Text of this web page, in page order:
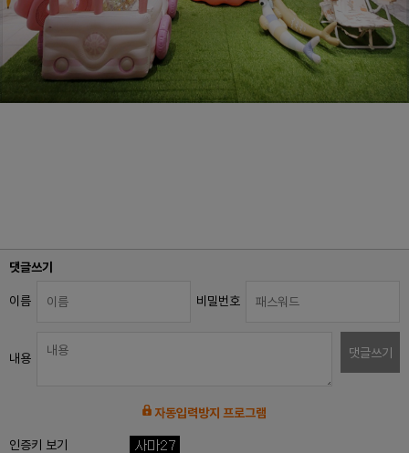
댓글쓰기
이름 비밀번호
내용 댓글쓰기
자동입력방지 프로그램
인증키 보기